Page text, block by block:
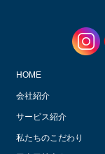
HOME
会社紹介
サービス紹介
私たちのこだわり